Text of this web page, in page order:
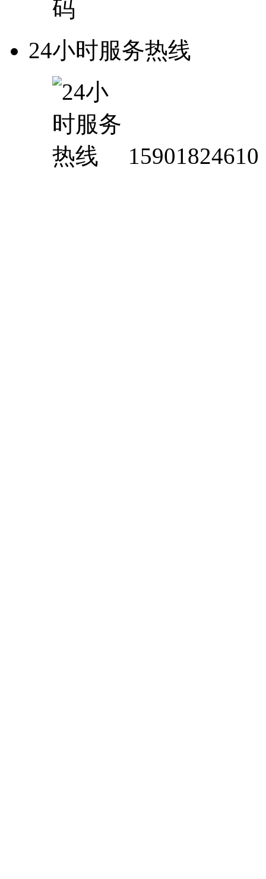
24小时服务热线
15901824610